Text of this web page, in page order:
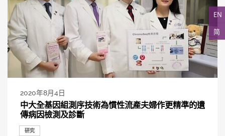
EN
简
2020年8月4日
中大全基因組測序技術為慣性流產夫婦作更精準的遺
傳病因檢測及診斷
研究